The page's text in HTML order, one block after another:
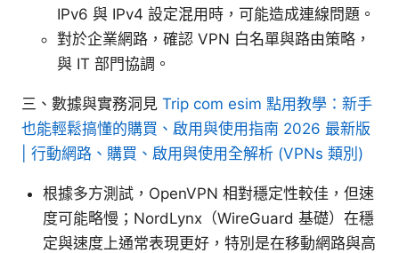
IPv6 與 IPv4 設定混用時，可能造成連線問題。
對於企業網路，確認 VPN 白名單與路由策略，
與 IT 部門協調。
三、數據與實務洞見 Trip com esim 點用教學：新手
也能輕鬆搞懂的購買、啟用與使用指南 2026 最新版
| 行動網路、購買、啟用與使用全解析 (VPNs 類別)
根據多方測試，OpenVPN 相對穩定性較佳，但速
度可能略慢；NordLynx（WireGuard 基礎）在穩
定與速度上通常表現更好，特別是在移動網路與高